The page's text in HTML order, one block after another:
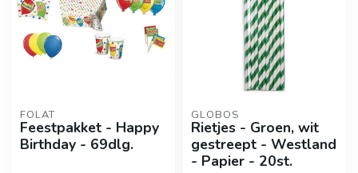
FOLAT
Feestpakket - Happy
Birthday - 69dlg.
GLOBOS
Rietjes - Groen, wit
gestreept - Westland
- Papier - 20st.